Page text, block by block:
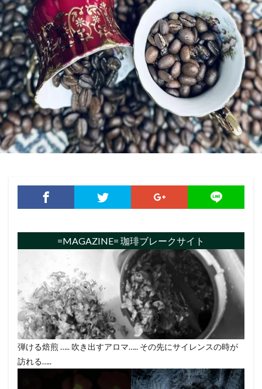
=MAGAZINE= 珈琲ブレークサイト
弾ける焙煎 ….. 吹き出すアロマ….. その先にサイレンスの時が
訪れる…..